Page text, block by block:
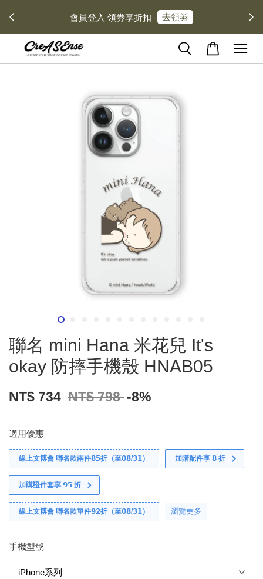
會員登入 領劵享折扣 去領劵
聯名 mini Hana 米花兒 It's
okay 防摔手機殼 HNAB05
NT$ 734 NT$ 798 -8%
適用優惠
線上文博會 聯名款兩件𝟴𝟱折（至𝟬𝟴/𝟯𝟭） 加購配件享 𝟴 折
加購證件套享 𝟵𝟱 折
線上文博會 聯名款單件𝟵𝟮折（至𝟬𝟴/𝟯𝟭） 瀏覽更多
手機型號